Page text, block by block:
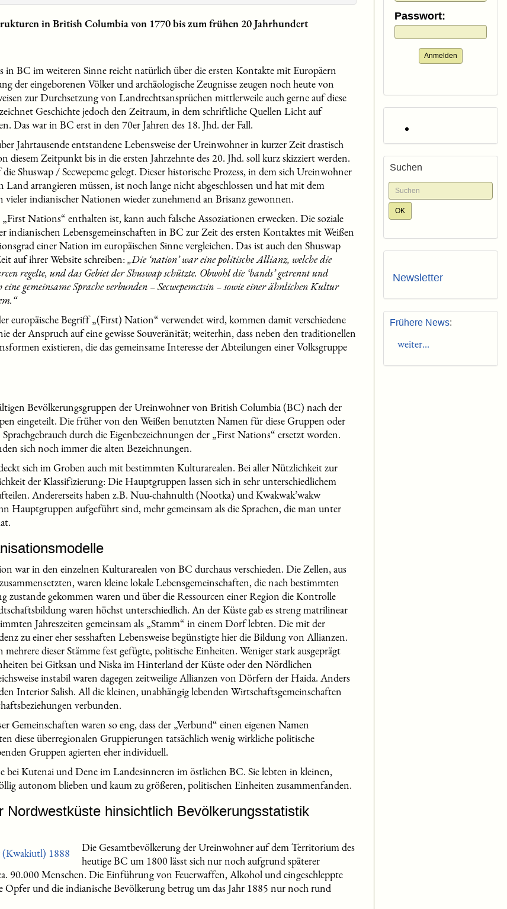
in British Columbia von 1770 bis zum frühen 20 Jahrhundert
in BC im weiteren Sinne reicht natürlich über die ersten Kontakte mit Europäern
der eingeborenen Völker und archäologische Zeugnisse zeugen noch heute von
zur Durchsetzung von Landrechtsansprüchen mittlerweile auch gerne auf diese
Geschichte jedoch den Zeitraum, in dem schriftliche Quellen Licht auf
Das war in BC erst in den 70er Jahren des 18. Jhd. der Fall.
Jahrtausende entstandene Lebensweise der Ureinwohner in kurzer Zeit drastisch
diesem Zeitpunkt bis in die ersten Jahrzehnte des 20. Jhd. soll kurz skizziert werden.
Shuswap / Secwepemc gelegt. Dieser historische Prozess, in dem sich Ureinwohner
arrangieren müssen, ist noch lange nicht abgeschlossen und hat mit dem
vieler indianischer Nationen wieder zunehmend an Brisanz gewonnen.
Nations“ enthalten ist, kann auch falsche Assoziationen erwecken. Die soziale
indianischen Lebensgemeinschaften in BC zur Zeit des ersten Kontaktes mit Weißen
einer Nation im europäischen Sinne vergleichen. Das ist auch den Shuswap
auf ihrer Website schreiben:„Die ‘nation’ war eine politische Allianz, welche die
regelte, und das Gebiet der Shuswap schützte. Obwohl die ‘bands’ getrennt und
gemeinsame Sprache verbunden – Secwepemctsin – sowie einer ähnlichen Kultur
europäische Begriff „(First) Nation“ verwendet wird, kommen damit verschiedene
der Anspruch auf eine gewisse Souveränität; weiterhin, dass neben den traditionellen
existieren, die das gemeinsame Interesse der Abteilungen einer Volksgruppe
Bevölkerungsgruppen der Ureinwohner von British Columbia (BC) nach der
eingeteilt. Die früher von den Weißen benutzten Namen für diese Gruppen oder
durch die Eigenbezeichnungen der „First Nations“ ersetzt worden.
sich noch immer die alten Bezeichnungen.
sich im Groben auch mit bestimmten Kulturarealen. Bei aller Nützlichkeit zur
der Klassifizierung: Die Hauptgruppen lassen sich in sehr unterschiedlichem
Andererseits haben z.B. Nuu-chahnulth (Nootka) und Kwakwak’wakw
Hauptgruppen aufgeführt sind, mehr gemeinsam als die Sprachen, die man unter
war in den einzelnen Kulturarealen von BC durchaus verschieden. Die Zellen, aus
waren kleine lokale Lebensgemeinschaften, die nach bestimmten
zustande gekommen waren und über die Ressourcen einer Region die Kontrolle
waren höchst unterschiedlich. An der Küste gab es streng matrilinear
Jahreszeiten gemeinsam als „Stamm“ in einem Dorf lebten. Die mit der
zu einer eher sesshaften Lebensweise begünstigte hier die Bildung von Allianzen.
dieser Stämme fest gefügte, politische Einheiten. Weniger stark ausgeprägt
bei Gitksan und Niska im Hinterland der Küste oder den Nördlichen
instabil waren dagegen zeitweilige Allianzen von Dörfern der Haida. Anders
Interior Salish. All die kleinen, unabhängig lebenden Wirtschaftsgemeinschaften
verbunden.
Gemeinschaften waren so eng, dass der „Verbund“ einen eigenen Namen
diese überregionalen Gruppierungen tatsächlich wenig wirkliche politische
Gruppen agierten eher individuell.
bei Kutenai und Dene im Landesinneren im östlichen BC. Sie lebten in kleinen,
autonom blieben und kaum zu größeren, politischen Einheiten zusammenfanden.
Nordwestküste hinsichtlich Bevölkerungsstatistik
Die Gesamtbevölkerung der Ureinwohner auf dem Territorium des
heutige BC um 1800 lässt sich nur noch aufgrund späterer
90.000 Menschen. Die Einführung von Feuerwaffen, Alkohol und eingeschleppte
und die indianische Bevölkerung betrug um das Jahr 1885 nur noch rund
Passwort:
Anmelden
Suchen
Newsletter
Frühere News:
weiter...